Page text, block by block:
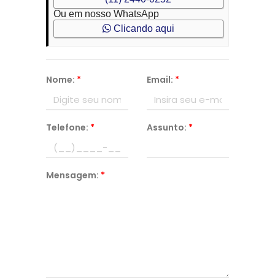
Ou em nosso WhatsApp
Clicando aqui
Nome: * Email: *
Telefone: * Assunto: *
Mensagem: *